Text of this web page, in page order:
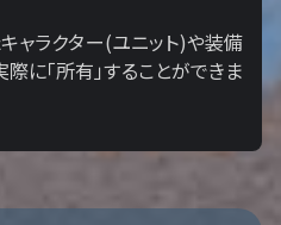
ャラクター(ユニット)や装備
に「所有」することができま